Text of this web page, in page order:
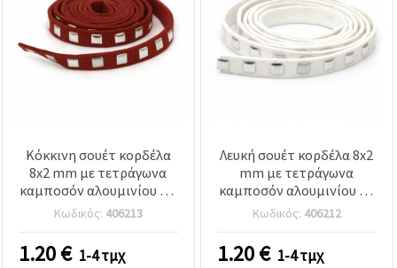
Κόκκινη σουέτ κορδέλα
8x2 mm με τετράγωνα
καμποσόν αλουμινίου – 1
μέτρο
Κωδικός: 406213
1.20€ 1-4 τμχ
Λευκή σουέτ κορδέλα 8x2
mm με τετράγωνα
καμποσόν αλουμινίου - 1
μέτρο
Κωδικός: 406212
1.20€ 1-4 τμχ